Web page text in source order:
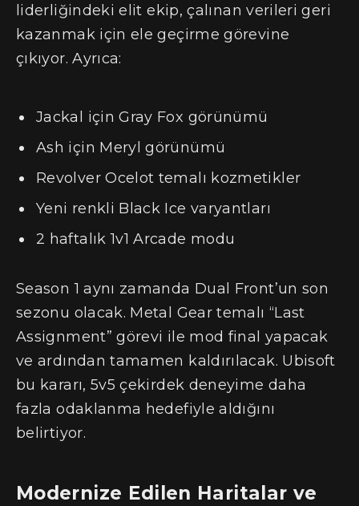
liderliğindeki elit ekip, çalınan verileri geri
kazanmak için ele geçirme görevine
çıkıyor. Ayrıca:
Jackal için Gray Fox görünümü
Ash için Meryl görünümü
Revolver Ocelot temalı kozmetikler
Yeni renkli Black Ice varyantları
2 haftalık 1v1 Arcade modu
Season 1 aynı zamanda Dual Front’un son
sezonu olacak. Metal Gear temalı “Last
Assignment” görevi ile mod final yapacak
ve ardından tamamen kaldırılacak. Ubisoft
bu kararı, 5v5 çekirdek deneyime daha
fazla odaklanma hedefiyle aldığını
belirtiyor.
Modernize Edilen Haritalar ve